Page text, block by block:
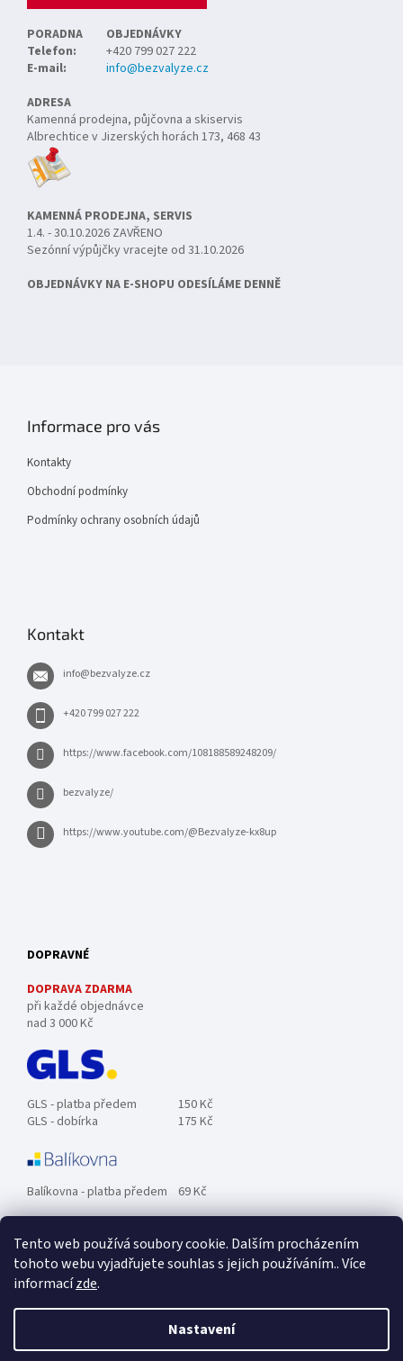
Tento web používá soubory cookie. Dalším procházením
tohoto webu vyjadřujete souhlas s jejich používáním.. Více
informacízde.
Nastavení
PORADNA
OBJEDNÁVKY
Telefon:
+420 799 027 222
E-mail:
info@bezvalyze.cz
ADRESA
Kamenná prodejna, půjčovna a skiservis
Albrechtice v Jizerských horách 173, 468 43
KAMENNÁ PRODEJNA, SERVIS
1.4. - 30.10.2026 ZAVŘENO
Sezónní výpůjčky vracejte od 31.10.2026
OBJEDNÁVKY NA E-SHOPU ODESÍLÁME DENNĚ
Informace pro vás
Kontakty
Obchodní podmínky
Podmínky ochrany osobních údajů
Kontakt
info@bezvalyze.cz
+420 799 027 222
https://www.facebook.com/108188589248209/
bezvalyze/
https://www.youtube.com/@Bezvalyze-kx8up
DOPRAVNÉ
DOPRAVA ZDARMA
při každé objednávce
nad 3 000 Kč
GLS - platba předem
150 Kč
GLS - dobírka
175 Kč
Balíkovna - platba předem 69 Kč
Zásilkovna - platba předem 89 Kč